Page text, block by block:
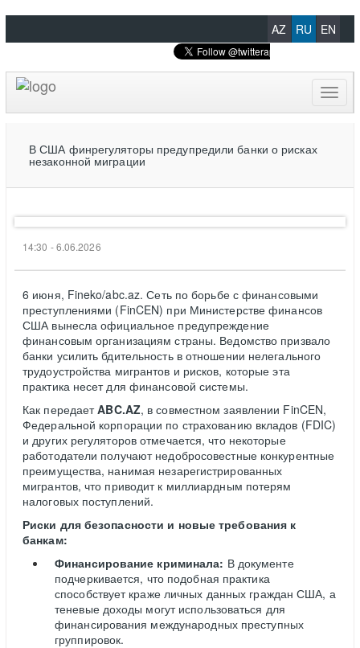
AZ RU EN
В США финрегуляторы предупредили банки о рисках
незаконной миграции
14:30 - 6.06.2026
6 июня, Fineko/abc.az. Сеть по борьбе с финансовыми
преступлениями (FinCEN) при Министерстве финансов
США вынесла официальное предупреждение
финансовым организациям страны. Ведомство призвало
банки усилить бдительность в отношении нелегального
трудоустройства мигрантов и рисков, которые эта
практика несет для финансовой системы.
Как передаетABC.AZ, в совместном заявлении FinCEN,
Федеральной корпорации по страхованию вкладов (FDIC)
и других регуляторов отмечается, что некоторые
работодатели получают недобросовестные конкурентные
преимущества, нанимая незарегистрированных
мигрантов, что приводит к миллиардным потерям
налоговых поступлений.
Риски для безопасности и новые требования к
банкам:
Финансирование криминала: В документе
подчеркивается, что подобная практика
способствует краже личных данных граждан США, а
теневые доходы могут использоваться для
финансирования международных преступных
группировок.